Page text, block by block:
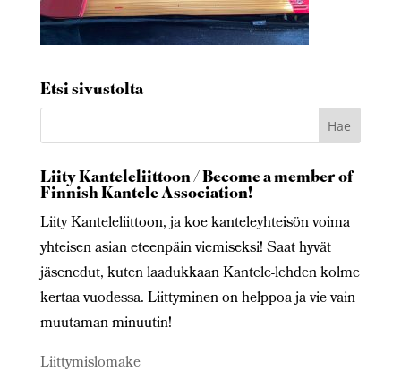
Etsi sivustolta
Liity Kanteleliittoon / Become a member of
Finnish Kantele Association!
Liity Kanteleliittoon, ja koe kanteleyhteisön voima
yhteisen asian eteenpäin viemiseksi! Saat hyvät
jäsenedut, kuten laadukkaan Kantele-lehden kolme
kertaa vuodessa. Liittyminen on helppoa ja vie vain
muutaman minuutin!
Liittymislomake